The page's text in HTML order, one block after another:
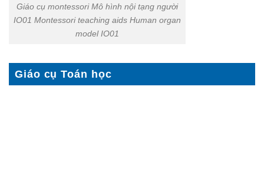
Giáo cụ montessori Mô hình nội tạng người
IO01 Montessori teaching aids Human organ
model IO01
Giáo cụ Toán học